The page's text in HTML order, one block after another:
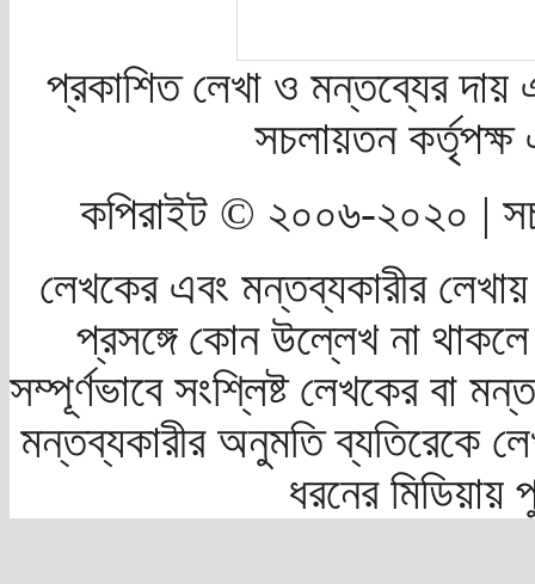
প্রকাশিত লেখা ও মন্তব্যের দায়
সচলায়তন
কপিরাইট © ২০০৬-২০২০ |
লেখকের এবং মন্তব্যকারীর
প্রসঙ্গে কোন উল্লেখ না
সম্পূর্ণভাবে সংশ্লিষ্ট লেখকের বা
মন্তব্যকারীর অনুমতি ব্যতিরেকে
ধরনের মিডিয়ায়